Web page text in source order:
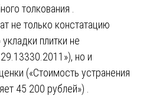
толкования .
не только констатацию
плитки не
но и
(«Стоимость устранения
45 200 рублей») .